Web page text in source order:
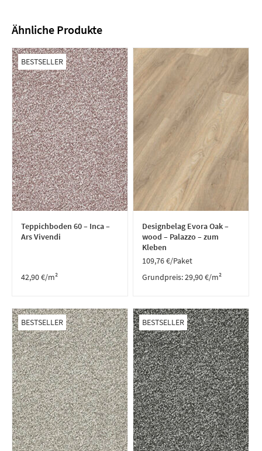
Ähnliche Produkte
BESTSELLER
Teppichboden 60 – Inca –
Ars Vivendi
42,90€/m²
Designbelag Evora Oak –
wood – Palazzo – zum
Kleben
109,76€/Paket
Grundpreis:29,90€/m²
BESTSELLER BESTSELLER